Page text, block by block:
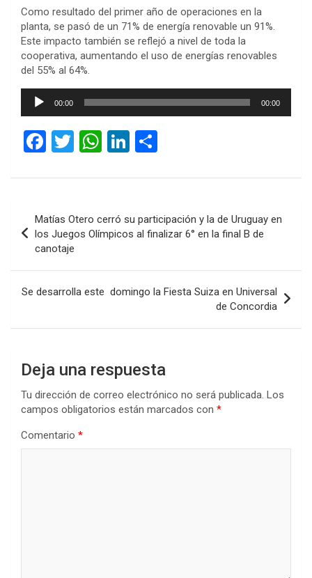
Como resultado del primer año de operaciones en la
planta, se pasó de un 71% de energía renovable un 91%.
Este impacto también se reflejó a nivel de toda la
cooperativa, aumentando el uso de energías renovables
del 55% al 64%.
Reproductor
00:00 00:00
F
ce
o
o
k
T
tt
W
at
A
p
Li
ke
n
m
ar
de
entradas
Matías Otero cerró su participación y la de Uruguay en
los Juegos Olímpicos al finalizar 6° en la final B de
canotaje
Se desarrolla este domingo la Fiesta Suiza en Universal
de Concordia
Deja una respuesta
Tu dirección de correo electrónico no será publicada. Los
campos obligatorios están marcados con *
Comentario *